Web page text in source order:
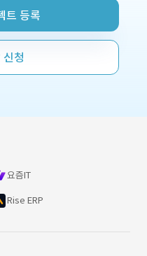
트 등록
신청
요즘IT
Rise ERP